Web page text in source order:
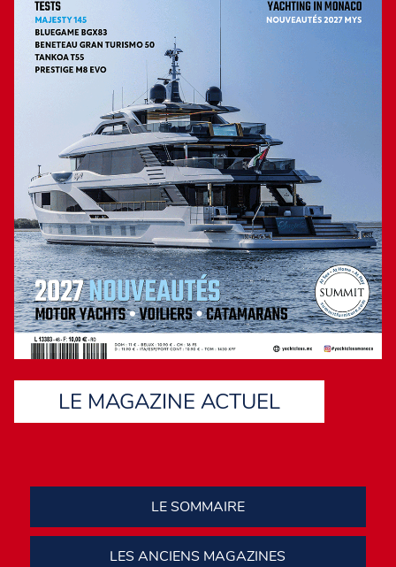
LE MAGAZINE ACTUEL
LE SOMMAIRE
LES ANCIENS MAGAZINES